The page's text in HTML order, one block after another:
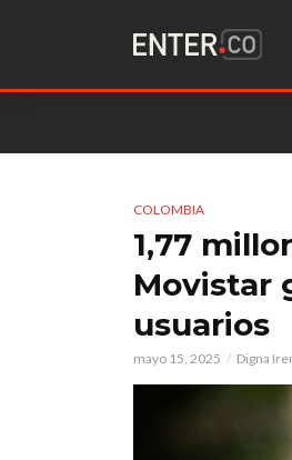
COLOMBIA
1,77
Movistar
usuarios
mayo 15, 2025 Digna